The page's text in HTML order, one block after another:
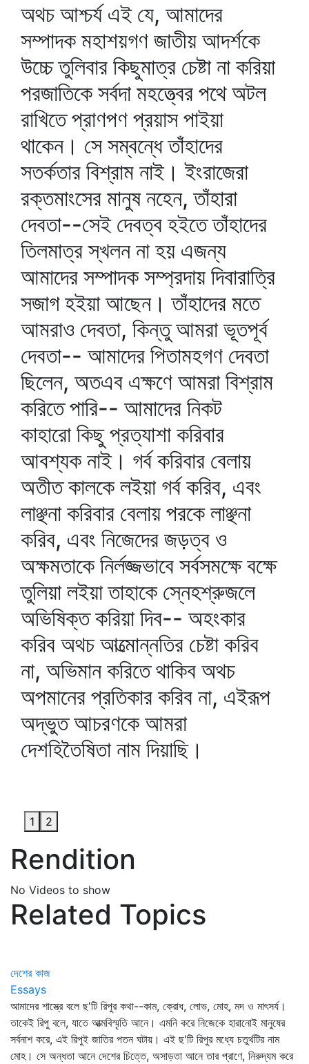
অথচ আশ্চর্য এই যে, আমাদের
সম্পাদক মহাশয়গণ জাতীয় আদর্শকে
উচ্চে তুলিবার কিছুমাত্র চেষ্টা না করিয়া
পরজাতিকে সর্বদা মহত্ত্বের পথে অটল
রাখিতে প্রাণপণ প্রয়াস পাইয়া
থাকেন। সে সম্বন্ধে তাঁহাদের
সতর্কতার বিশ্রাম নাই। ইংরাজেরা
রক্তমাংসের মানুষ নহেন, তাঁহারা
দেবতা--সেই দেবত্ব হইতে তাঁহাদের
তিলমাত্র স্খলন না হয় এজন্য
আমাদের সম্পাদক সম্প্রদায় দিবারাত্রি
সজাগ হইয়া আছেন। তাঁহাদের মতে
আমরাও দেবতা, কিন্তু আমরা ভূতপূর্ব
দেবতা-- আমাদের পিতামহগণ দেবতা
ছিলেন, অতএব এক্ষণে আমরা বিশ্রাম
করিতে পারি-- আমাদের নিকট
কাহারো কিছু প্রত্যাশা করিবার
আবশ্যক নাই। গর্ব করিবার বেলায়
অতীত কালকে লইয়া গর্ব করিব, এবং
লাঞ্ছনা করিবার বেলায় পরকে লাঞ্ছনা
করিব, এবং নিজেদের জড়ত্ব ও
অক্ষমতাকে নির্লজ্জভাবে সর্বসমক্ষে বক্ষে
তুলিয়া লইয়া তাহাকে স্নেহশ্রুজলে
অভিষিক্ত করিয়া দিব-- অহংকার
করিব অথচ আত্মোন্নতির চেষ্টা করিব
না, অভিমান করিতে থাকিব অথচ
অপমানের প্রতিকার করিব না, এইরূপ
অদ্ভুত আচরণকে আমরা
দেশহিতৈষিতা নাম দিয়াছি।
1 2
Rendition
No Videos to show
Related Topics
দেশের কাজ
Essays
আমাদের শাস্ত্রে বলে ছ'টি রিপুর কথা--কাম, ক্রোধ, লোভ, মোহ, মদ ও মাৎসর্য।
তাকেই রিপু বলে, যাতে আত্মবিস্মৃতি আনে। এমনি করে নিজেকে হারানোই মানুষের
সর্বনাশ করে, এই রিপুই জাতির পতন ঘটায়। এই ছ'টি রিপুর মধ্যে চতুর্থটির নাম
মোহ। সে অন্ধতা আনে দেশের চিত্তে, অসাড়তা আনে তার প্রাণে, নিরুদ্যম করে